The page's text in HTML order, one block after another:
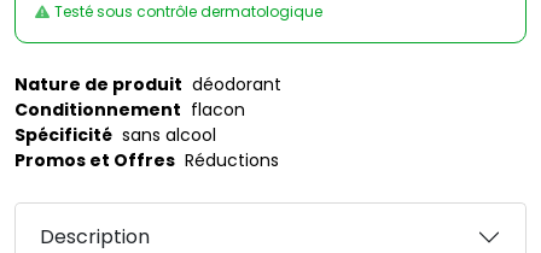
Testé sous contrôle dermatologique
Nature de produit déodorant
Conditionnement flacon
Spécificité sans alcool
Promos et Offres Réductions
Description